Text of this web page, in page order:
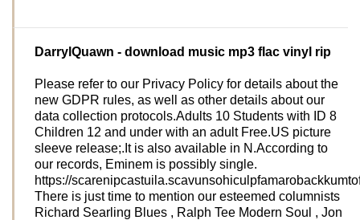
DarrylQuawn - download music mp3 flac vinyl rip
Please refer to our Privacy Policy for details about the
new GDPR rules, as well as other details about our
data collection protocols.Adults 10 Students with ID 8
Children 12 and under with an adult Free.US picture
sleeve release;.It is also available in N.According to
our records, Eminem is possibly single.
https://
There is just time to mention our esteemed columnists
Richard Searling Blues , Ralph Tee Modern Soul , Jon